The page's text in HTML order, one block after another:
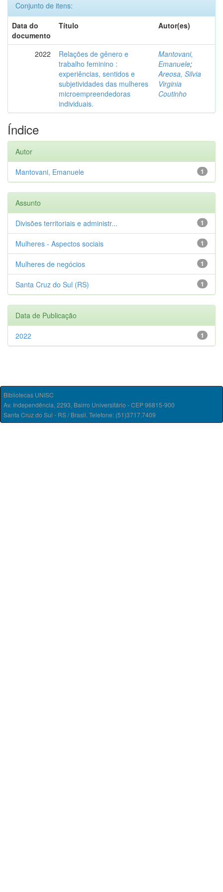
Conjunto de itens:
Data do
documento
Título Autor(es)
2022
Relações de gênero e
trabalho feminino :
experiências, sentidos e
subjetividades das mulheres
microempreendedoras
individuais.
Mantovani,
Emanuele;
Areosa, Silvia
Virginia
Coutinho
Índice
Autor
1
Mantovani, Emanuele
Assunto
1
Divisões territoriais e administr...
1
Mulheres - Aspectos sociais
1
Mulheres de negócios
1
Santa Cruz do Sul (RS)
Data de Publicação
1
2022
Bibliotecas UNISC
Av. Independência, 2293, Bairro Universitário - CEP 96815-900
Santa Cruz do Sul - RS / Brasil. Telefone: (51)3717.7409